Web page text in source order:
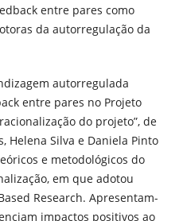
entre pares como
da autorregulação da
autorregulada
entre pares no Projeto
do projeto”, de
Helena Silva e Daniela Pinto
e metodológicos do
em que adotou
Research. Apresentam-
impactos positivos ao